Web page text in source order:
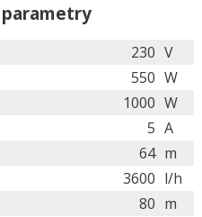
230 V
550 W
1000 W
5 A
64 m
3600 l/h
80 m